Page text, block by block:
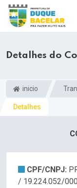
Detalhes do
inicio
Detalhes
CPF/CNPJ:
/ 19.224.052/